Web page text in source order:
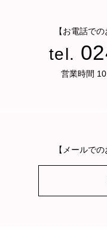
【お電話で
tel.
営業時間
【メールで